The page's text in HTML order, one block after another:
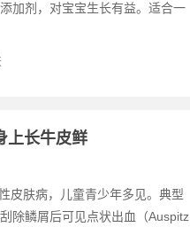
加剂，对宝宝生长有益。适合一
上长牛皮鲜
皮肤病，儿童青少年多见。典型
除鳞屑后可见点状出血（Auspitz